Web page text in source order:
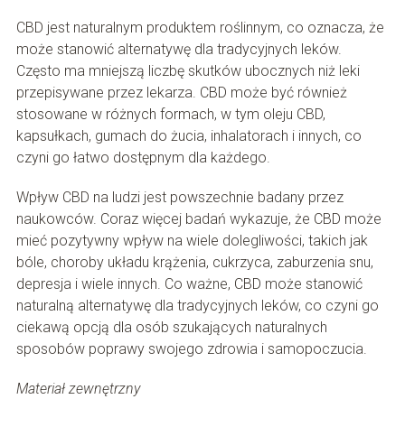
CBD jest naturalnym produktem roślinnym, co oznacza, że ​​
może stanowić alternatywę dla tradycyjnych leków.
Często ma mniejszą liczbę skutków ubocznych niż leki
przepisywane przez lekarza. CBD może być również
stosowane w różnych formach, w tym oleju CBD,
kapsułkach, gumach do żucia, inhalatorach i innych, co
czyni go łatwo dostępnym dla każdego.
Wpływ CBD na ludzi jest powszechnie badany przez
naukowców. Coraz więcej badań wykazuje, że CBD może
mieć pozytywny wpływ na wiele dolegliwości, takich jak
bóle, choroby układu krążenia, cukrzyca, zaburzenia snu,
depresja i wiele innych. Co ważne, CBD może stanowić
naturalną alternatywę dla tradycyjnych leków, co czyni go
ciekawą opcją dla osób szukających naturalnych
sposobów poprawy swojego zdrowia i samopoczucia.
Materiał zewnętrzny